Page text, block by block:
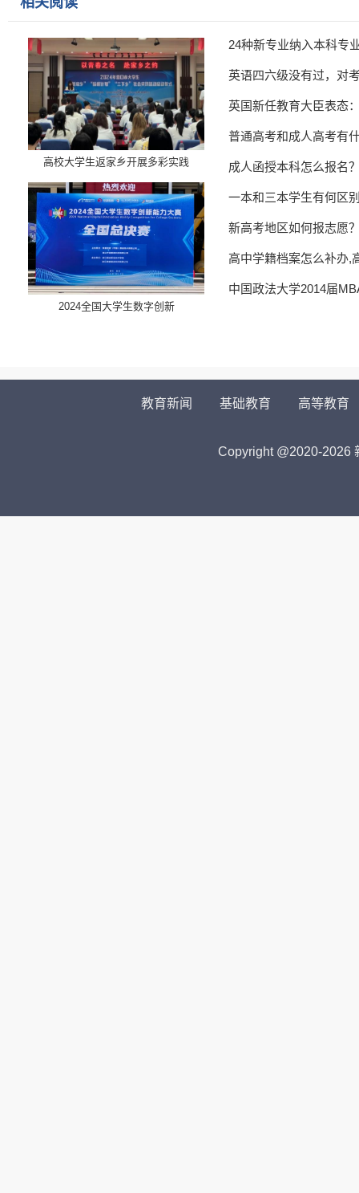
高校大学生返家乡开展多彩实践
​2024全国大学生数字创新
24种新专业纳入本科专
英语四六级没有过，对
英国新任教育大臣表态
普通高考和成人高考有
成人函授本科怎么报名
一本和三本学生有何区
新高考地区如何报志愿
高中学籍档案怎么补办,
中国政法大学2014届
教育新闻 基础教育 高等教育
Copyright @2020-2026